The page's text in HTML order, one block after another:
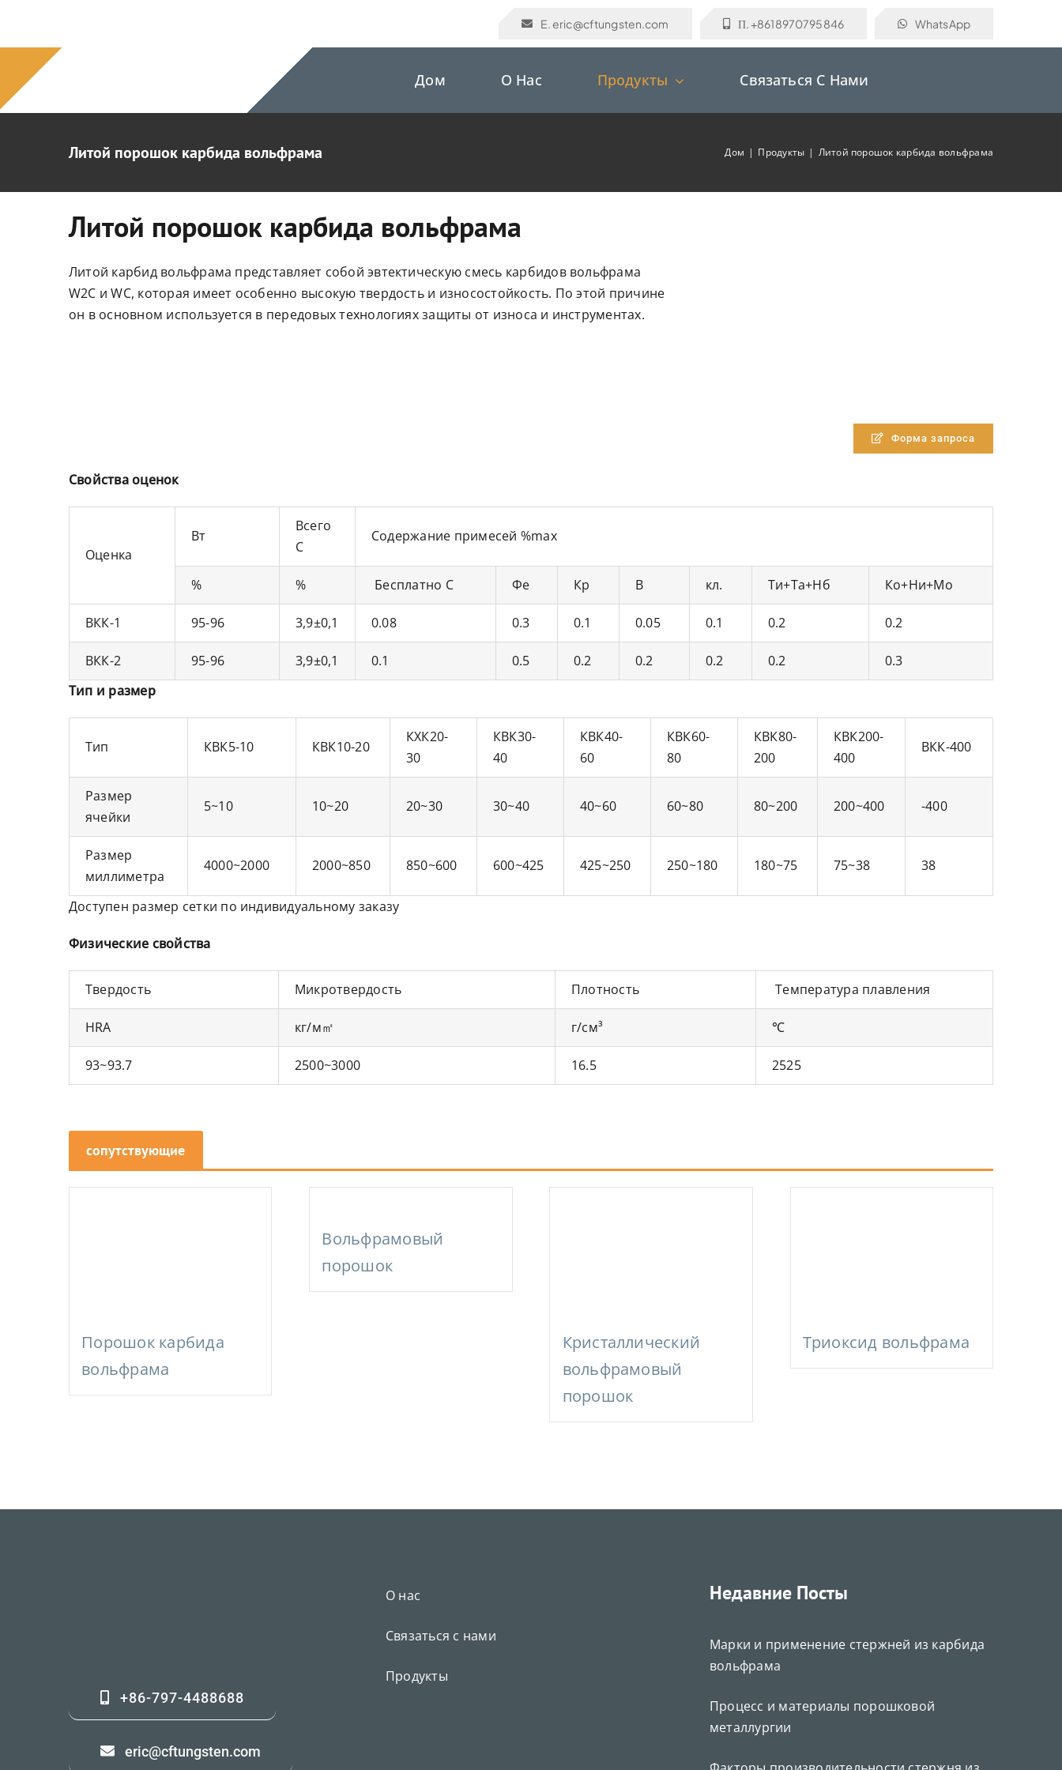
содержанию
E. eric@cftungsten.com П. +8618970795846 WhatsApp
Дом О Нас Продукты Связаться С Нами
Литой порошок карбида вольфрама Дом Продукты Литой порошок карбида вольфрама
Литой порошок карбида вольфрама
Литой карбид вольфрама представляет собой эвтектическую смесь карбидов вольфрама
W2C и WC, которая имеет особенно высокую твердость и износостойкость. По этой причине
он в основном используется в передовых технологиях защиты от износа и инструментах.
Форма запроса
Свойства оценок
Оценка
Вт
Всего
С
Содержание примесей %max
% % Бесплатно С Фе Кр В кл. Ти+Та+Нб Ко+Ни+Мо
ВКК-1 95-96 3,9±0,1 0.08 0.3 0.1 0.05 0.1 0.2 0.2
ВКК-2 95-96 3,9±0,1 0.1 0.5 0.2 0.2 0.2 0.2
0.3
Тип и размер
Тип КВК5-10 КВК10-20
КХК20-
30
КВК30-
40
КВК40-
60
КВК60-
80
КВК80-
200
КВК200-
400
ВКК-400
Размер
ячейки
5~10 10~20 20~30 30~40 40~60 60~80 80~200 200~400 -400
Размер
миллиметра
4000~2000 2000~850 850~600 600~425 425~250 250~180 180~75 75~38 38
Доступен размер сетки по индивидуальному заказу
Физические свойства
Твердость Микротвердость Плотность Температура плавления
HRA кг/м㎡ г/см³ ℃
93~93.7 2500~3000 16.5 2525
сопутствующие
товары
Порошок карбида
вольфрама
Вольфрамовый
порошок
Кристаллический
вольфрамовый
порошок
Триоксид вольфрама
+86-797-4488688
eric@cftungsten.com
О нас
Связаться с нами
Продукты
Недавние Посты
Марки и применение стержней из карбида
вольфрама
Процесс и материалы порошковой
металлургии
Deutsch (Sie)